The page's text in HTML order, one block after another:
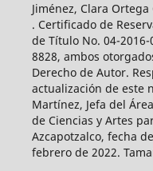
Jiménez, Clara
. Certificado de
de Título No. 04-2016-
8828, ambos
Derecho de Autor.
actualización de este
Martínez, Jefa del
de Ciencias y Artes
Azcapotzalco, fecha
febrero de 2022.